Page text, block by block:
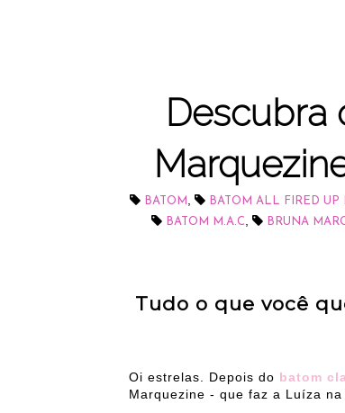
Descubra
BATOM BATOM ALL FIRED UP
BATOM M.A.C BRUNA
Tudo o que você
Oi estrelas. Depois do batom
Marquezine - que faz a Luíza na